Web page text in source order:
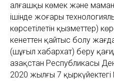
алғашқы көмек және
ішінде жоғары
көрсетілетін қызметтер)
кенеттен қайтыс болу
(шұғыл хабархат) беру
Қазақстан Республикасы
2020 жылғы 7